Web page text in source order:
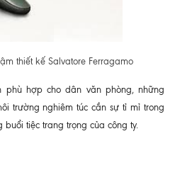
thiết kế Salvatore Ferragamo
phù hợp cho dân văn phòng, những
trường nghiêm túc cần sự tỉ mỉ trong
tiệc trang trọng của công ty.